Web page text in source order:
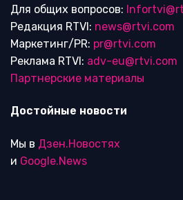
Для общих вопросов:
Редакция RTVI: news@rtvi.com
Маркетинг/PR: pr@rtvi.com
Реклама RTVI: adv-eu@rtvi.com
Партнерские материалы
Достойные новости
Мы в Дзен.Новостях
и Google.News